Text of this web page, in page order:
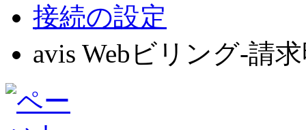
接続の設定
avis Webビリング-請